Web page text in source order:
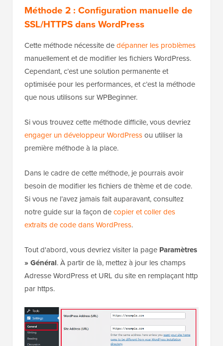
Méthode 2 : Configuration manuelle de
SSL/HTTPS dans WordPress
Cette méthode nécessite dedépanner les problèmes
manuellement et de modifier les fichiers WordPress.
Cependant, c’est une solution permanente et
optimisée pour les performances, et c’est la méthode
que nous utilisons sur WPBeginner.
Si vous trouvez cette méthode difficile, vous devriez
engager un développeur WordPressou utiliser la
première méthode à la place.
Dans le cadre de cette méthode, je pourrais avoir
besoin de modifier les fichiers de thème et de code.
Si vous ne l’avez jamais fait auparavant, consultez
notre guide sur la façon decopier et coller des
extraits de code dans WordPress.
Tout d'abord, vous devriez visiter la page Paramètres
» Général. À partir de là, mettez à jour les champs
Adresse WordPress et URL du site en remplaçant http
par https.